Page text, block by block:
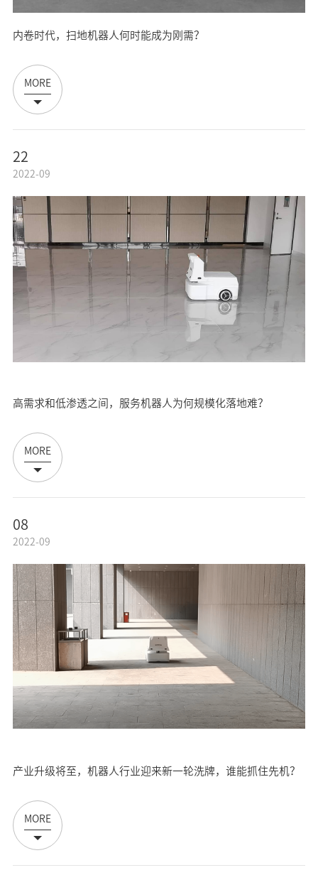
内卷时代，扫地机器人何时能成为刚需？
MORE
22
2022-09
高需求和低渗透之间，服务机器人为何规模化落地难？
MORE
08
2022-09
产业升级将至，机器人行业迎来新一轮洗牌，谁能抓住先机？
MORE